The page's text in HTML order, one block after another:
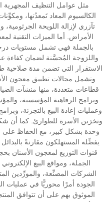
الكالسيوم المعاد تَمعدُنها،
تآزري لإزالة اللويحة
الأمراض. أما الميزات التقنية
واللزوجة المُحسَّنة لضمان كفاءة
الاستقرار التي تضمن مدة صلاحية
وتشمل مجالات تطبيق معجون
قطاعات متعددة، منها منشآت
وبرامج الرفاهية المؤسسية،
وعمليات إعادة البيع بالتجزئة،
وتخزين الأسرة للطوارئ. كما أن
وحدة بشكل كبير، مع الحفاظ على
يفضِّله المستهلكون مقارنةً
قنوات التوزيع لمعجون الأسنان
الجملة، ومواقع البيع
الشركات المصنِّعة،
الجودة أمرًا محوريًّا في عمليات
الموثوق بهم على أن تتوافق